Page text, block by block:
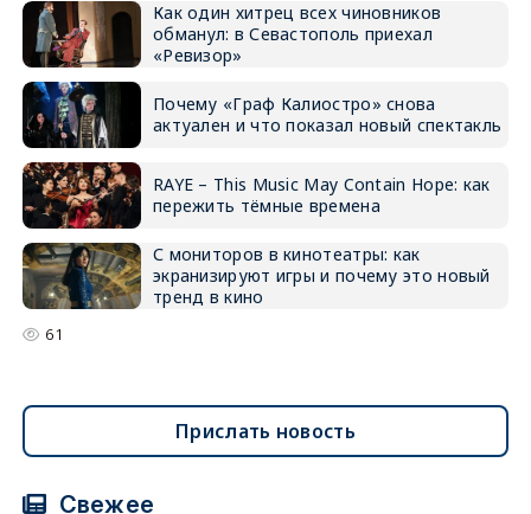
Как один хитрец всех чиновников
обманул: в Севастополь приехал
«Ревизор»
Почему «Граф Калиостро» снова
актуален и что показал новый спектакль
RAYE – This Music May Contain Hope: как
пережить тёмные времена
С мониторов в кинотеатры: как
экранизируют игры и почему это новый
тренд в кино
61
Прислать новость
Свежее